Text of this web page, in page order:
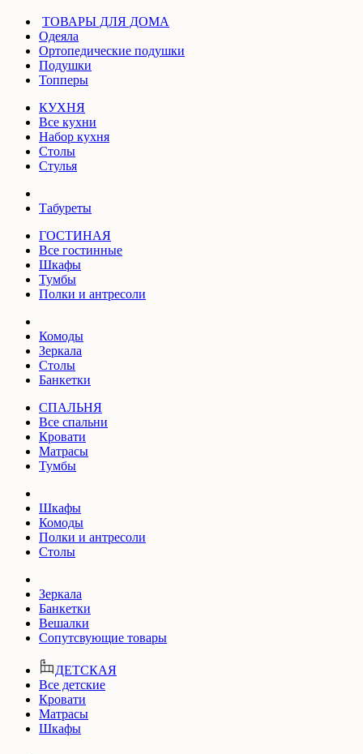
ТОВАРЫ ДЛЯ ДОМА
Одеяла
Ортопедические подушки
Подушки
Топперы
КУХНЯ
Все кухни
Набор кухня
Столы
Стулья
Табуреты
ГОСТИНАЯ
Все гостинные
Шкафы
Тумбы
Полки и антресоли
Комоды
Зеркала
Столы
Банкетки
СПАЛЬНЯ
Все спальни
Кровати
Матрасы
Тумбы
Шкафы
Комоды
Полки и антресоли
Столы
Зеркала
Банкетки
Вешалки
Сопутсвующие товары
ДЕТСКАЯ
Все детские
Кровати
Матрасы
Шкафы